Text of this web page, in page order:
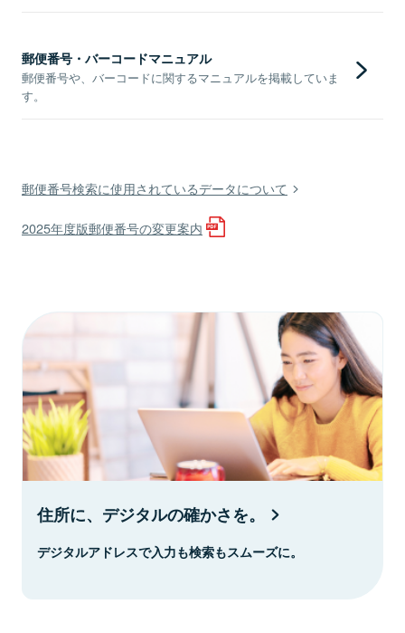
郵便番号・バーコードマニュアル
郵便番号や、バーコードに関するマニュアルを掲載していま
す。
郵便番号検索に使用されているデータについて
2025年度版郵便番号の変更案内
住所に、デジタルの確かさを。
デジタルアドレスで入力も検索もスムーズに。